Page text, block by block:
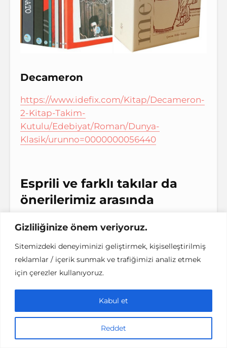
Gizliliğinize önem veriyoruz.
Sitemizdeki deneyiminizi geliştirmek, kişiselleştirilmiş
reklamlar / içerik sunmak ve trafiğimizi analiz etmek
için çerezler kullanıyoruz.
Reddet
Kabul et
Decameron
https://www.idefix.com/Kitap/Decameron-
2-Kitap-Takim-
Kutulu/Edebiyat/Roman/Dunya-
Klasik/urunno=0000000056440
Esprili ve farklı takılar da
önerilerimiz arasında
Ananas Rozet